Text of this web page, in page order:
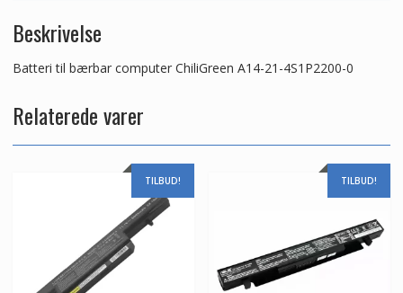
Beskrivelse
Batteri til bærbar computer ChiliGreen A14-21-4S1P2200-0
Relaterede varer
TILBUD! TILBUD!